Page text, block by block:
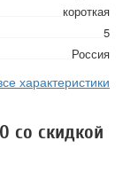
короткая
5
Россия
характеристики
со скидкой